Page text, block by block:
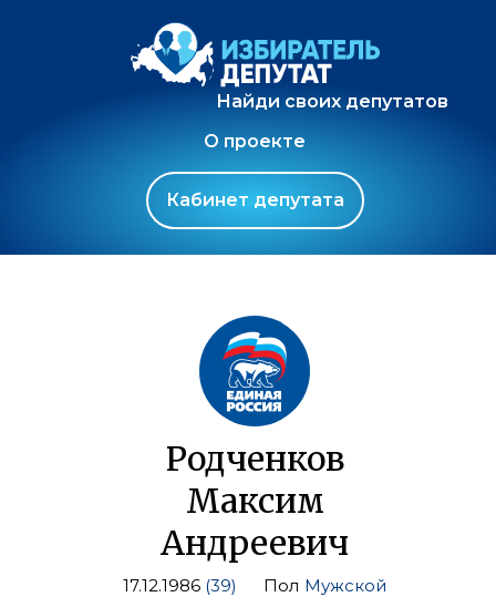
Найди своих депутатов
О проекте
Кабинет депутата
Родченков
Максим
Андреевич
17.12.1986 (39) Пол Мужской